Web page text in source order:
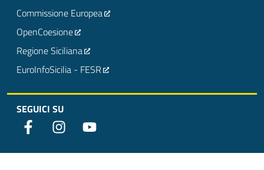
Commissione Europea
OpenCoesione
Regione Siciliana
EuroInfoSicilia - FESR
SEGUICI SU